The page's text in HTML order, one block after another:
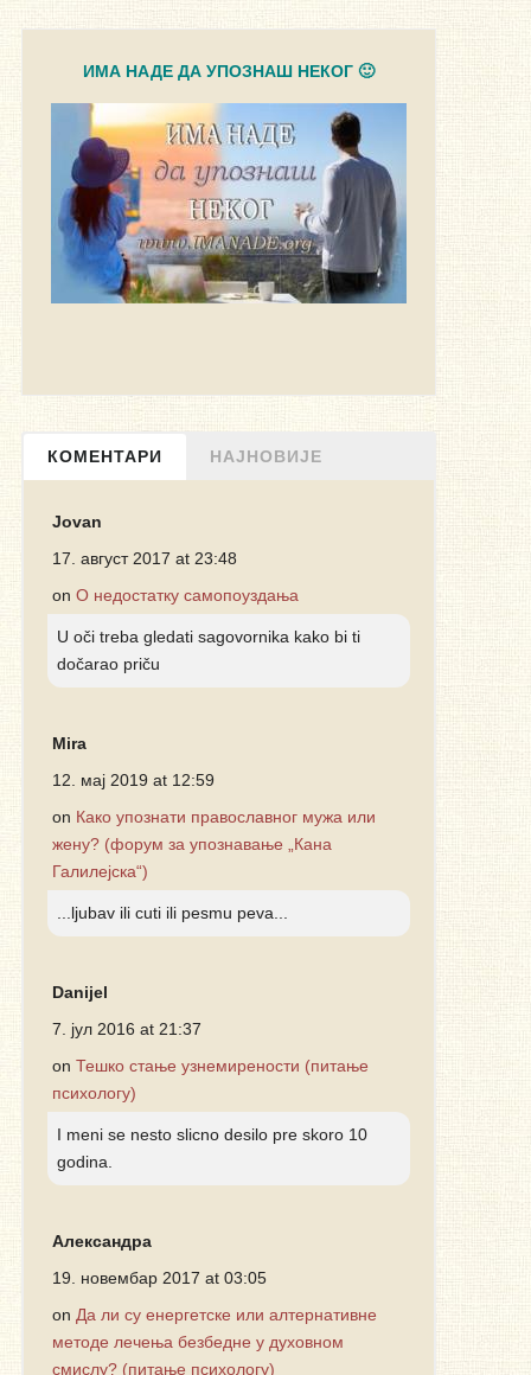
ИМА НАДЕ ДА УПОЗНАШ НЕКОГ 🙂
КОМЕНТАРИ НАЈНОВИЈЕ
Jovan
17. август 2017 at 23:48
on О недостатку самопоуздања
U oči treba gledati sagovornika kako bi ti
dočarao priču
Mira
12. мај 2019 at 12:59
on Како упознати православног мужа или
жену? (форум за упознавање „Кана
Галилејска“)
...ljubav ili cuti ili pesmu peva...
Danijel
7. јул 2016 at 21:37
on Тешко стање узнемирености (питање
психологу)
I meni se nesto slicno desilo pre skoro 10
godina.
Александра
19. новембар 2017 at 03:05
on Да ли су енергетске или алтернативне
методе лечења безбедне у духовном
смислу? (питање психологу)